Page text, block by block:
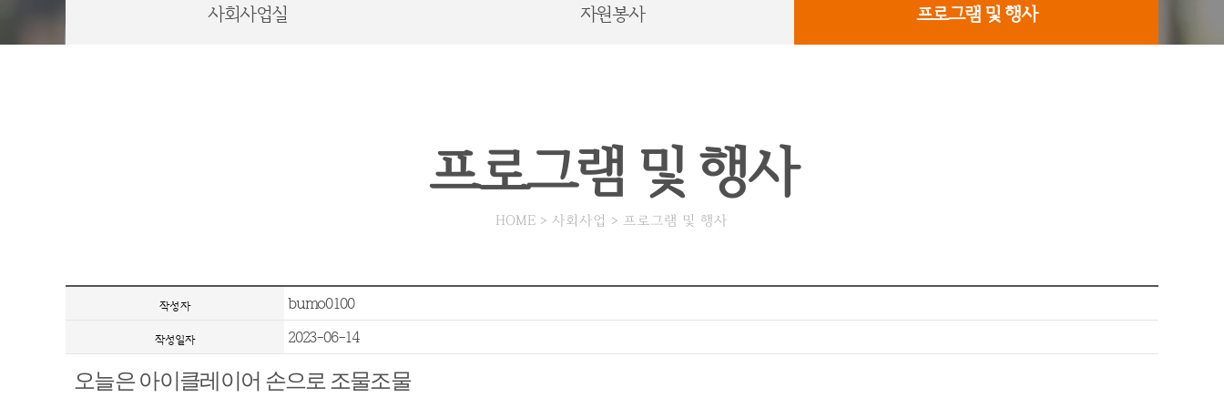
사회사업실 자원봉사 프로그램 및 행사
프로그램 및 행사
HOME > 사회사업 > 프로그램 및 행사
작성자 bumo0100
작성일자 2023-06-14
오늘은 아이클레이어 손으로 조물조물